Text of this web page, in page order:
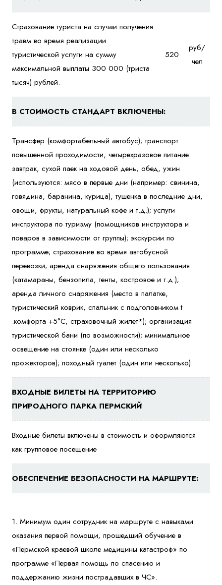
Страхование туриста на случаи получения
травм во время реализации
туристической услуги на сумму
максимальной выплаты 300 000 (триста
тысяч) рублей.
520
руб/
чел
В СТОИМОСТЬ СТАНДАРТ ВКЛЮЧЕНЫ:
Трансфер (комфортабельный автобус); транспорт
повышенной проходимости, четырехразовое питание:
завтрак, сухой паек на ходовой день, обед, ужин
(используются: мясо в первые дни (например: свинина,
говядина, баранина, курица), тушенка в последние дни,
овощи, фрукты, натуральный кофе и т.д.); услуги
инструктора по туризму (помощников инструктора и
поваров в зависимости от группы); экскурсии по
программе; страхование во время автобусной
перевозки; аренда снаряжения общего пользования
(катамараны, бензопила, тенты, костровое и т.д.);
аренда личного снаряжения (место в палатке,
туристический коврик, cпальник с подголовником t
.комфорта +5°С, страховочный жилет*); организация
туристической бани (по возможности); минимальное
освещение на стоянке (один или несколько
прожекторов); походный туалет (один или несколько).
ВХОДНЫЕ БИЛЕТЫ НА ТЕРРИТОРИЮ
ПРИРОДНОГО ПАРКА ПЕРМСКИЙ
Входные билеты включены в стоимость и оформляются
как групповое посещение
ОБЕСПЕЧЕНИЕ БЕЗОПАСНОСТИ НА МАРШРУТЕ:
1. Минимум один сотрудник на маршруте с навыками
оказания первой помощи, прошедший обучение в
«Пермской краевой школе медицины катастроф» по
программе «Первая помощь по спасению и
поддержанию жизни пострадавших в ЧС».